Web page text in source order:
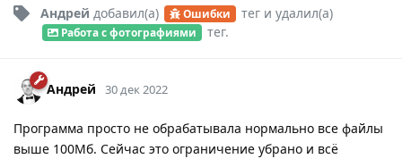
Андрей добавил(а) Ошибки теги удалил(а)
Работа с фотографиями тег.
Андрей 30 дек 2022
Программа просто не обрабатывала нормально все файлы
выше 100Мб. Сейчас это ограничение убрано и всё